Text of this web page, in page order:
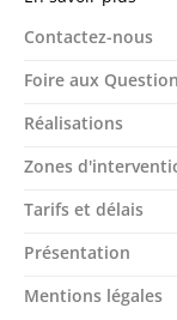
Contactez-nous
Foire aux
Réalisations
Zones
Tarifs et délais
Présentation
Mentions légales